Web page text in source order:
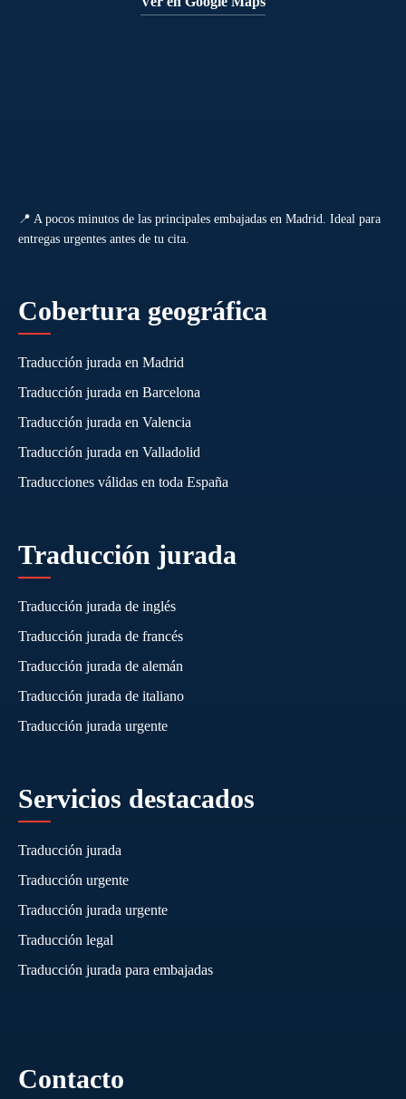
📍 A pocos minutos de las principales embajadas en Madrid. Ideal para
entregas urgentes antes de tu cita.
Cobertura geográfica
Traducción jurada en Madrid
Traducción jurada en Barcelona
Traducción jurada en Valencia
Traducción jurada en Valladolid
Traducciones válidas en toda España
Traducción jurada
Traducción jurada de inglés
Traducción jurada de francés
Traducción jurada de alemán
Traducción jurada de italiano
Traducción jurada urgente
Servicios destacados
Traducción jurada
Traducción urgente
Traducción jurada urgente
Traducción legal
Traducción jurada para embajadas
Contacto